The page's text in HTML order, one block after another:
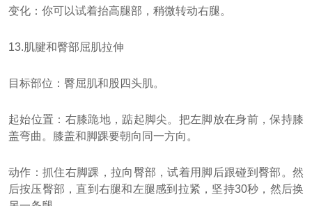
变化：你可以试着抬高腿部，稍微转动右腿。
13.肌腱和臀部屈肌拉伸
目标部位：臀屈肌和股四头肌。
起始位置：右膝跪地，踮起脚尖。把左脚放在身前，保持膝
盖弯曲。膝盖和脚踝要朝向同一方向。
动作：抓住右脚踝，拉向臀部，试着用脚后跟碰到臀部。然
后按压臀部，直到右腿和左腿感到拉紧，坚持30秒，然后换